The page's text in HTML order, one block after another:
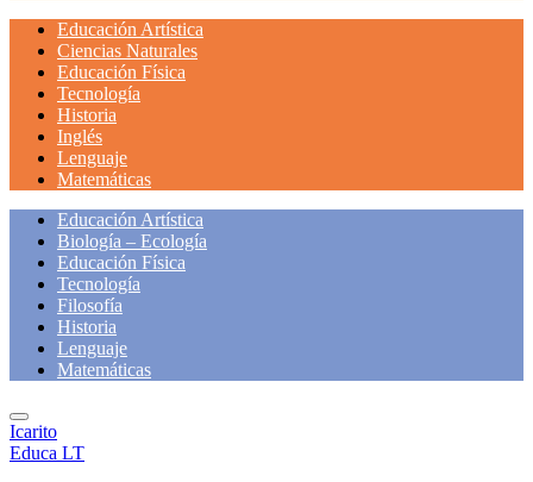
Educación Artística
Ciencias Naturales
Educación Física
Tecnología
Historia
Inglés
Lenguaje
Matemáticas
Educación Artística
Biología – Ecología
Educación Física
Tecnología
Filosofía
Historia
Lenguaje
Matemáticas
Icarito
Educa LT